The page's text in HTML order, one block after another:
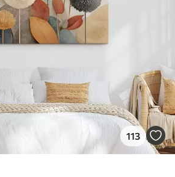
113